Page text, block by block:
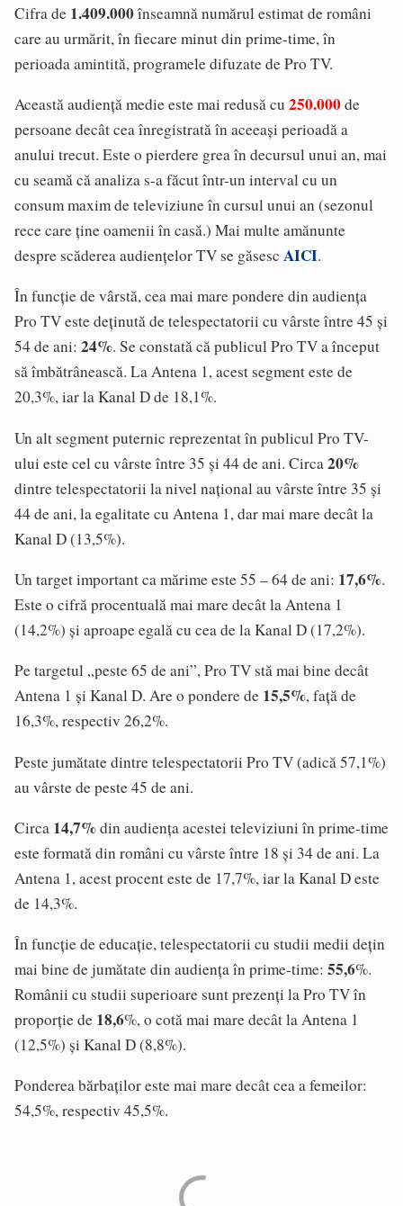
Cifra de 1.409.000înseamnă numărul estimat de români
care au urmărit, în fiecare minut din prime-time, în
perioada amintită, programele difuzate de Pro TV.
Această audiență medie este mai redusă cu 250.000de
persoane decât cea înregistrată în aceeași perioadă a
anului trecut. Este o pierdere grea în decursul unui an, mai
cu seamă că analiza s-a făcut într-un interval cu un
consum maxim de televiziune în cursul unui an (sezonul
rece care ține oamenii în casă.) Mai multe amănunte
despre scăderea audiențelor TV se găsesc AICI.
În funcție de vârstă, cea mai mare pondere din audiența
Pro TV este deținută de telespectatorii cu vârste între 45 și
54 de ani: 24%. Se constată că publicul Pro TV a început
să îmbătrânească. La Antena 1, acest segment este de
20,3%, iar la Kanal D de 18,1%.
Un alt segment puternic reprezentat în publicul Pro TV-
ului este cel cu vârste între 35 și 44 de ani. Circa 20%
dintre telespectatorii la nivel național au vârste între 35 și
44 de ani, la egalitate cu Antena 1, dar mai mare decât la
Kanal D (13,5%).
Un target important ca mărime este 55 – 64 de ani: 17,6%.
Este o cifră procentuală mai mare decât la Antena 1
(14,2%) și aproape egală cu cea de la Kanal D (17,2%).
Pe targetul „peste 65 de ani”, Pro TV stă mai bine decât
Antena 1 și Kanal D. Are o pondere de 15,5%, față de
16,3%, respectiv 26,2%.
Peste jumătate dintre telespectatorii Pro TV (adică 57,1%)
au vârste de peste 45 de ani.
Circa 14,7%din audiența acestei televiziuni în prime-time
este formată din români cu vârste între 18 și 34 de ani. La
Antena 1, acest procent este de 17,7%, iar la Kanal D este
de 14,3%.
În funcție de educație, telespectatorii cu studii medii dețin
mai bine de jumătate din audiența în prime-time: 55,6%.
Românii cu studii superioare sunt prezenți la Pro TV în
proporție de 18,6%, o cotă mai mare decât la Antena 1
(12,5%) și Kanal D (8,8%).
Ponderea bărbaților este mai mare decât cea a femeilor:
54,5%, respectiv 45,5%.